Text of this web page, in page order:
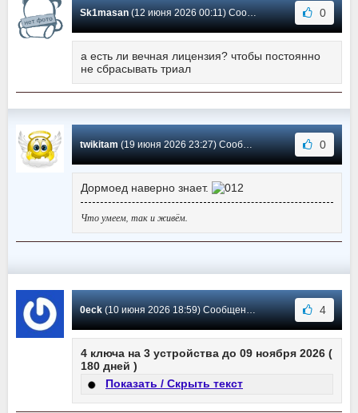
Sk1masan(12 июня 2026 00:11) Сообщение #4126 0
а есть ли вечная лицензия? чтобы постоянно
не сбрасывать триал
twikitam(19 июня 2026 23:27) Сообщение #4125 0
Дормоед наверно знает.
Что умеем, так и живём.
0eck(10 июня 2026 18:59) Сообщение #4124 4
4 ключа на 3 устройства до 09 ноября 2026 (
180 дней )
Показать / Скрыть текст